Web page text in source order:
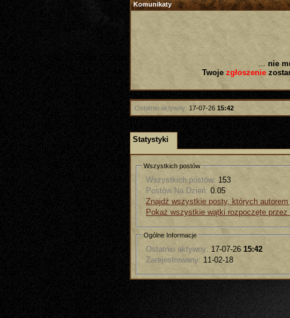
Komunikaty
... nie
Twoje zgłoszenie
Ostatnio aktywny: 17-07-26 15:42
Statystyki
Wszystkich postów
Wszystkich postów: 153
Postów Na Dzień: 0.05
Znajdź wszystkie posty, których autorem
Pokaż wszystkie wątki rozpoczęte
Ogólne Informacje
Ostatnio aktywny: 17-07-26 15:42
Zarejestrowany: 11-02-18